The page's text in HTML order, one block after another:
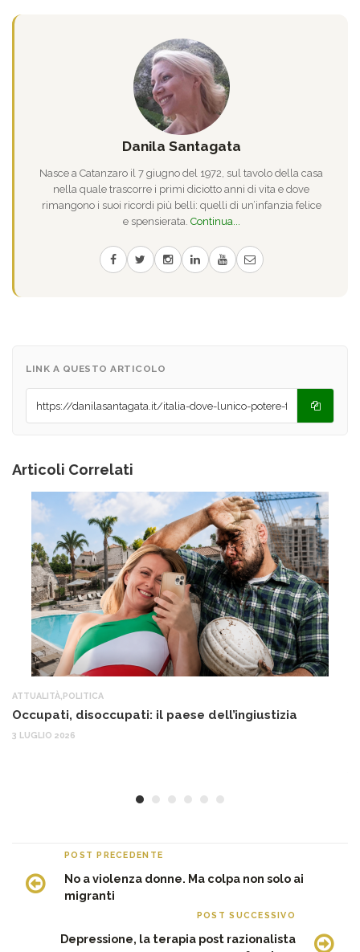
Danila Santagata
Nasce a Catanzaro il 7 giugno del 1972, sul tavolo della casa
nella quale trascorre i primi diciotto anni di vita e dove
rimangono i suoi ricordi più belli: quelli di un’infanzia felice
e spensierata. Continua...
LINK A QUESTO ARTICOLO
Articoli Correlati
ATTUALITÀ POLITICA
Occupati, disoccupati: il paese dell’ingiustizia
3 LUGLIO 2026
POST PRECEDENTE
No a violenza donne. Ma colpa non solo ai
migranti
POST SUCCESSIVO
Depressione, la terapia post razionalista